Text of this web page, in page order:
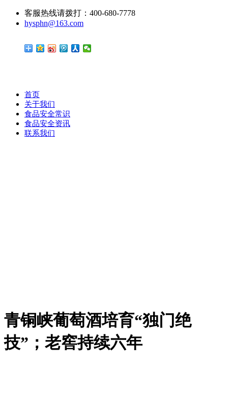
客服热线请拨打：400-680-7778
hysphn@163.com
首页
关于我们
食品安全常识
食品安全资讯
联系我们
青铜峡葡萄酒培育“独门绝
技”；老窖持续六年